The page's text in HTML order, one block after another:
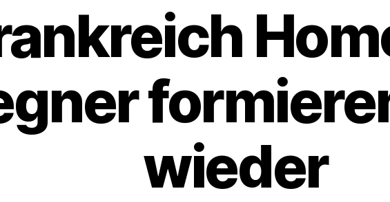
wieder